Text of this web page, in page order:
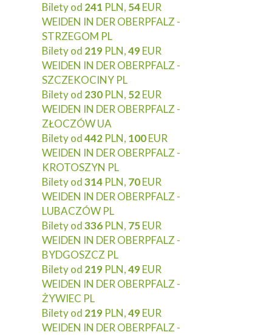
Bilety od 241 PLN, 54EUR
WEIDEN IN DER OBERPFALZ -
STRZEGOM PL
Bilety od 219 PLN,49EUR
WEIDEN IN DER OBERPFALZ -
SZCZEKOCINY PL
Bilety od 230 PLN, 52EUR
WEIDEN IN DER OBERPFALZ -
ZŁOCZÓW UA
Bilety od442 PLN, 100EUR
WEIDEN IN DER OBERPFALZ -
KROTOSZYN PL
Bilety od314 PLN, 70EUR
WEIDEN IN DER OBERPFALZ -
LUBACZÓW PL
Bilety od336 PLN, 75EUR
WEIDEN IN DER OBERPFALZ -
BYDGOSZCZ PL
Bilety od 219 PLN,49EUR
WEIDEN IN DER OBERPFALZ -
ŻYWIEC PL
Bilety od 219 PLN,49EUR
WEIDEN IN DER OBERPFALZ -